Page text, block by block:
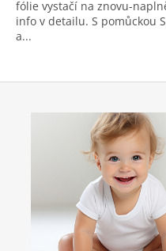
fólie vystačí na znovu-
info v detailu. S pomůckou
a...